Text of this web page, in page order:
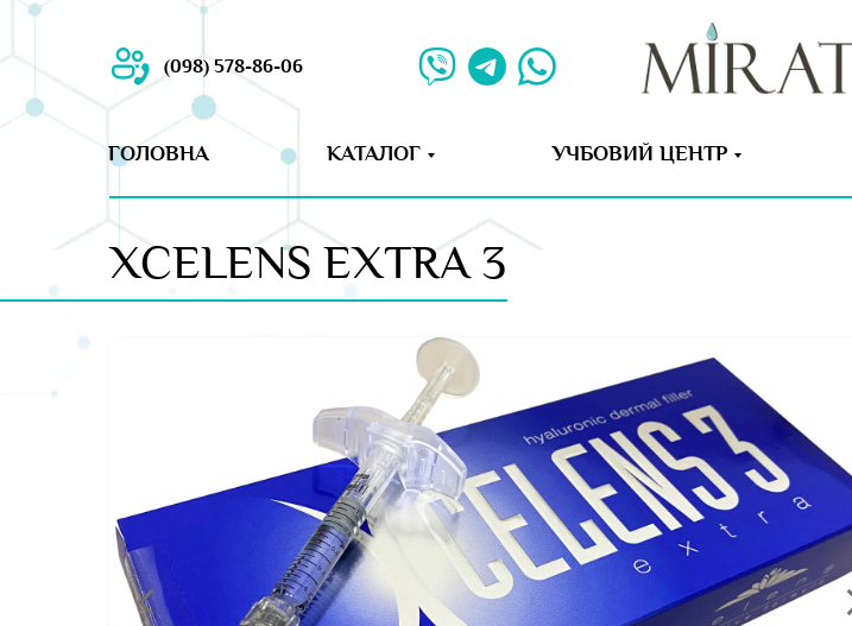
(098) 578-86-06
ГОЛОВНА КАТАЛОГ УЧБОВИЙ ЦЕНТР
XCELENS EXTRA 3